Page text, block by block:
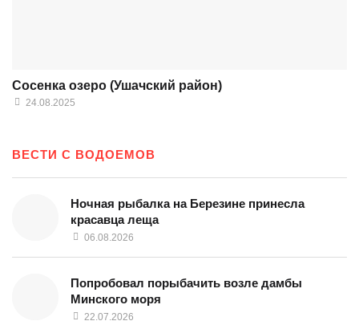
Сосенка озеро (Ушачский район)
24.08.2025
ВЕСТИ С ВОДОЕМОВ
Ночная рыбалка на Березине принесла
красавца леща
06.08.2026
Попробовал порыбачить возле дамбы
Минского моря
22.07.2026